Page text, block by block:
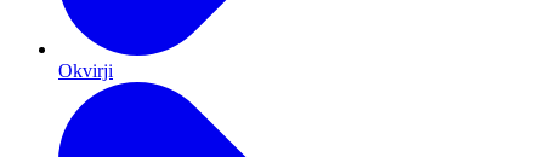
Okvirji